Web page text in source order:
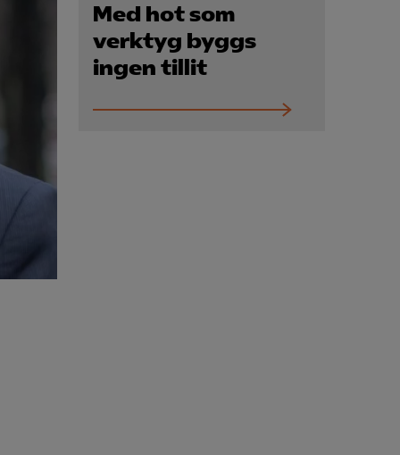
Kurser & utbildningar
Med hot som
verktyg byggs
ingen tillit